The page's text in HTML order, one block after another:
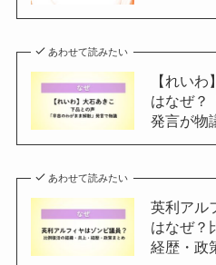
あわせて読みたい
【れい
はなぜ？
発言が物
あわせて読みたい
英利アル
はなぜ？
経歴・政